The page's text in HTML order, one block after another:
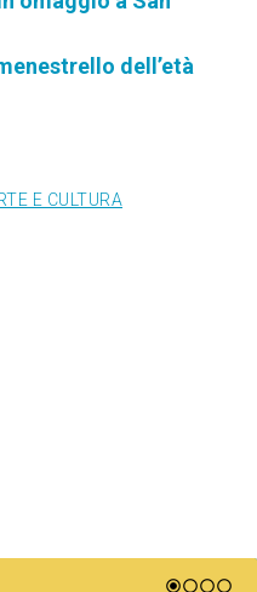
dell’età
E CULTURA